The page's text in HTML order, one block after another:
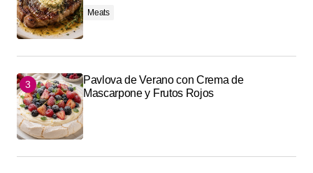
Meats
Pavlova de Verano con Crema de
Mascarpone y Frutos Rojos